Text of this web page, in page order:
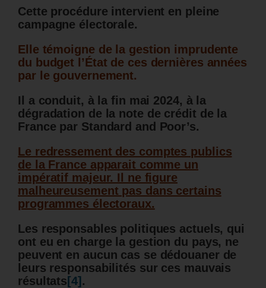
Cette procédure intervient en pleine
campagne électorale.
Elle témoigne de la gestion imprudente
du budget l’État de ces dernières années
par le gouvernement.
Il a conduit, à la fin mai 2024, à la
dégradation de la note de crédit de la
France par Standard and Poor’s.
Le redressement des comptes publics
de la France apparait comme un
impératif majeur. Il ne figure
malheureusement pas dans certains
programmes électoraux.
Les responsables politiques actuels, qui
ont eu en charge la gestion du pays, ne
peuvent en aucun cas se dédouaner de
leurs responsabilités sur ces mauvais
résultats [4] .